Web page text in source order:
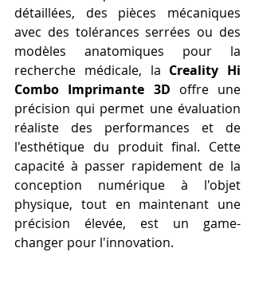
détaillées, des pièces mécaniques
avec des tolérances serrées ou des
modèles anatomiques pour la
recherche médicale, la Creality Hi
Combo Imprimante 3D offre une
précision qui permet une évaluation
réaliste des performances et de
l'esthétique du produit final. Cette
capacité à passer rapidement de la
conception numérique à l'objet
physique, tout en maintenant une
précision élevée, est un game-
changer pour l'innovation.